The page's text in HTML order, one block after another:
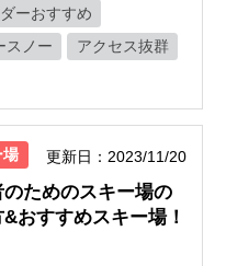
ーおすすめ
スノー
アクセス抜群
場 更新日：2023/11/20
ためのスキー場の
おすすめスキー場！